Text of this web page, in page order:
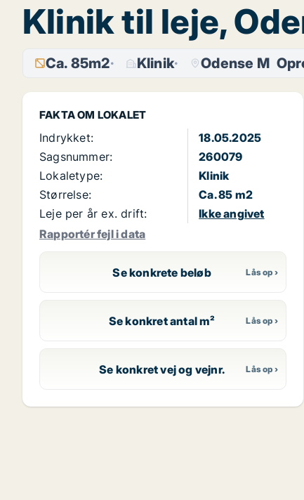
Klinik til leje,
Ca. 85m2 Klinik Odense M
FAKTA OM LOKALET
Indrykket:
18.05.2025
Sagsnummer:
260079
Lokaletype:
Klinik
Størrelse:
Ca. 85 m2
Leje per år ex. drift:
Ikke angivet
Rapportér fejl i data
Se konkrete beløb
Se konkret antal m²
Se konkret vej og vejnr.